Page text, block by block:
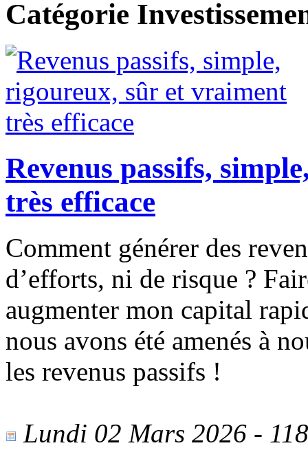
Catégorie
Revenus passifs,
très efficace
Comment générer des
d’efforts, ni de risque ?
augmenter mon capital
nous avons été amenés à
les revenus passifs !
Lundi 02 Mars 2026 -